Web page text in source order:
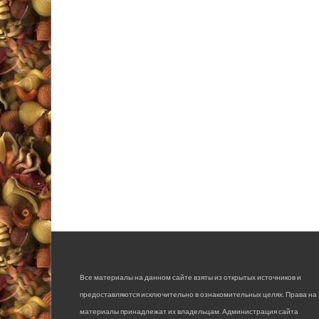
Все материалы на данном сайте взяты из открытых источников и
предоставляются исключительно в ознакомительных целях. Права на
материалы принадлежат их владельцам. Администрация сайта